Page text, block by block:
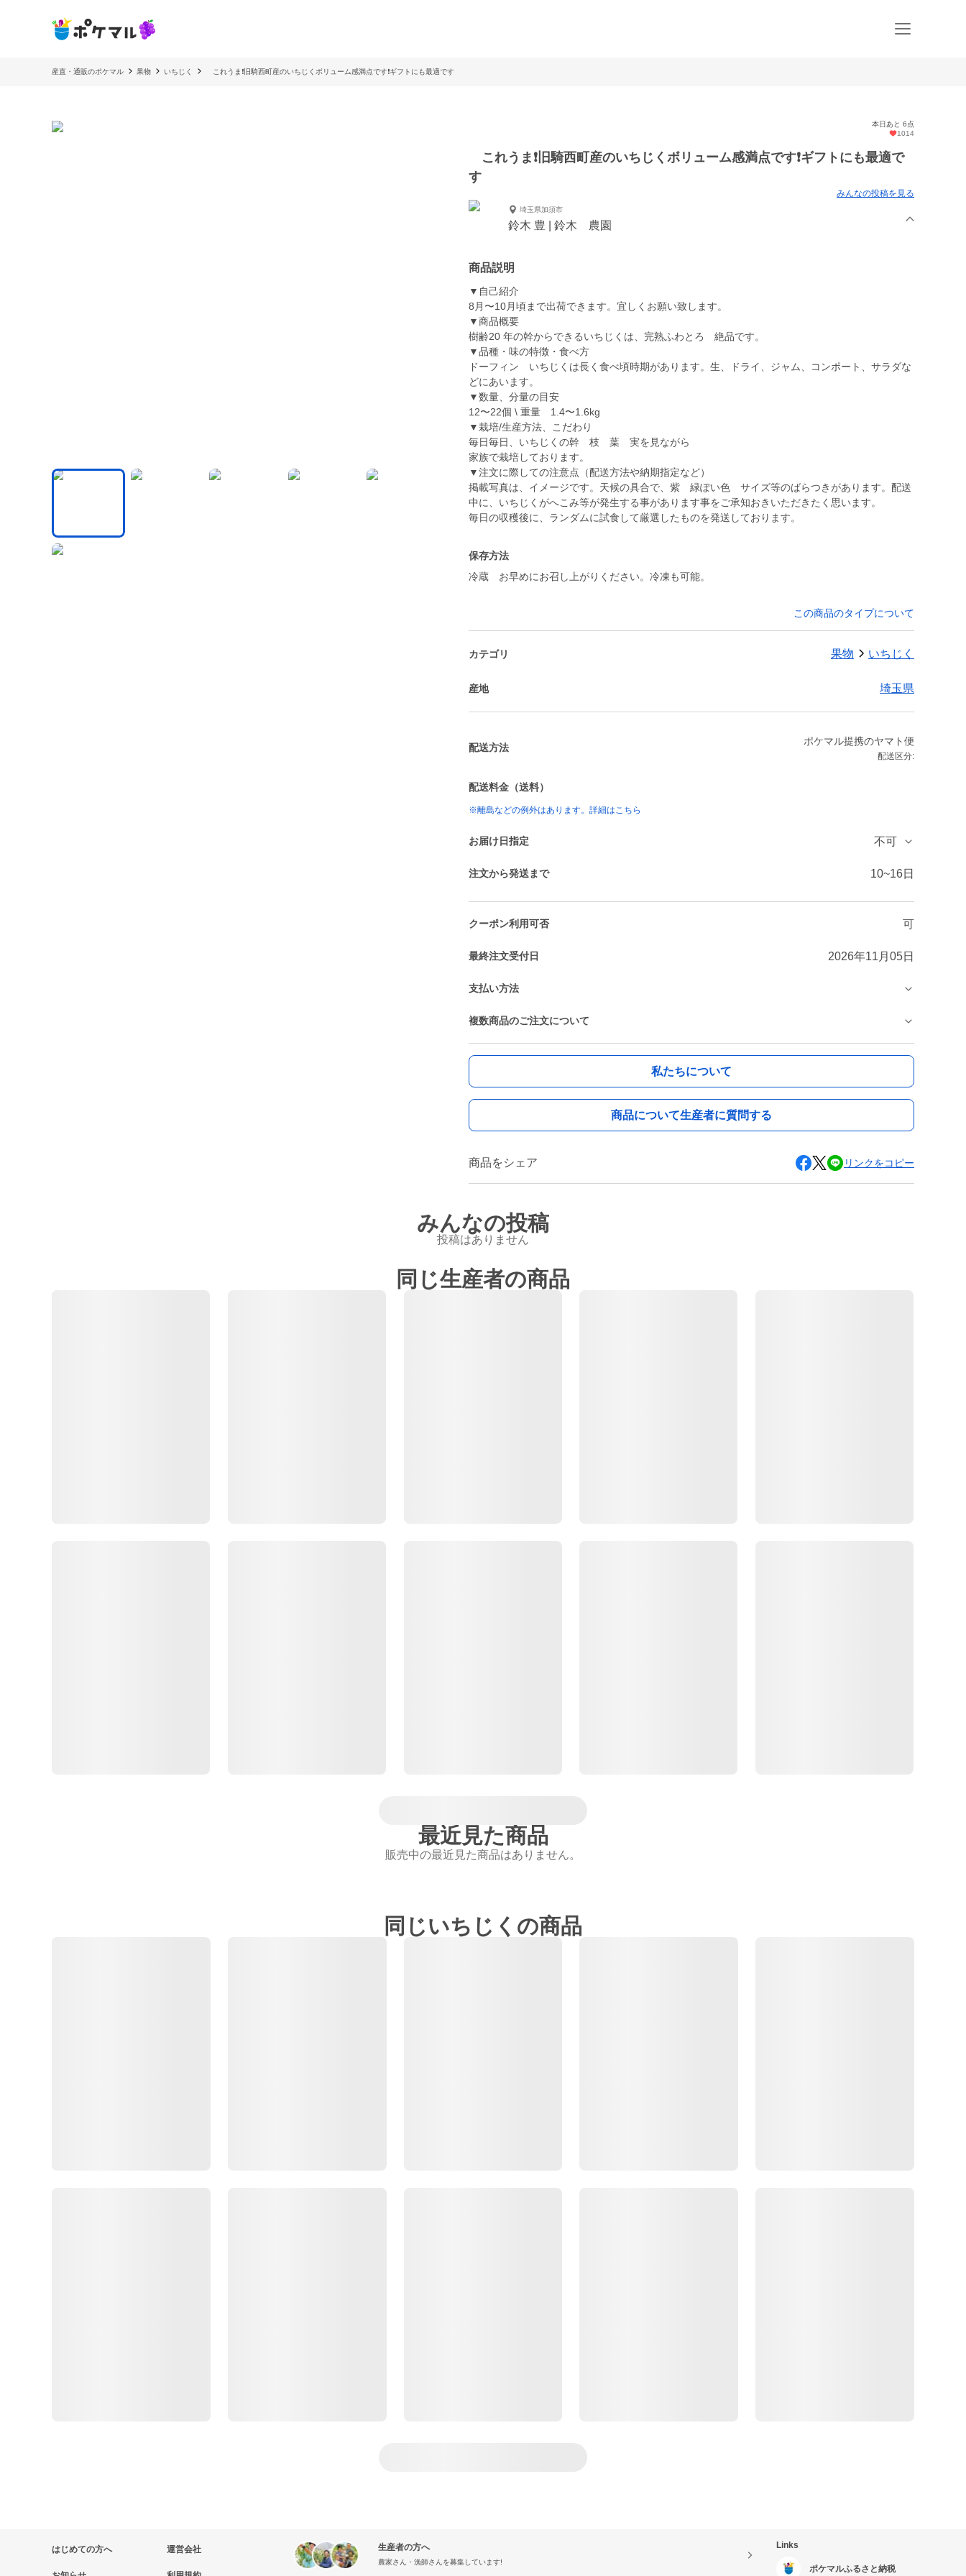
産直・通販のポケマル 果物 いちじく これうま❗️旧騎西町産のいちじくボリューム感満点です❗️ギフトにも最適です
本日あと 6点
1014
これうま❗️旧騎西町産のいちじくボリューム感満点です❗️ギフトにも最適で
す
みんなの投稿を見る
埼玉県加須市
鈴木 豊 | 鈴木 農園
商品説明
▼自己紹介
8月〜10月頃まで出荷できます。宜しくお願い致します。
▼商品概要
樹齢20 年の幹からできるいちじくは、完熟ふわとろ 絶品です。
▼品種・味の特徴・食べ方
ドーフィン いちじくは長く食べ頃時期があります。生、ドライ、ジャム、コンポート、サラダな
どにあいます。
▼数量、分量の目安
12〜22個 \ 重量 1.4〜1.6kg
▼栽培/生産方法、こだわり
毎日毎日、いちじくの幹 枝 葉 実を見ながら
家族で栽培しております。
▼注文に際しての注意点（配送方法や納期指定など）
掲載写真は、イメージです。天候の具合で、紫 緑ぽい色 サイズ等のばらつきがあります。配送
中に、いちじくがへこみ等が発生する事があります事をご承知おきいただきたく思います。
毎日の収穫後に、ランダムに試食して厳選したものを発送しております。
保存方法
冷蔵 お早めにお召し上がりください。冷凍も可能。
この商品のタイプについて
カテゴリ 果物 いちじく
産地 埼玉県
配送方法
ポケマル提携のヤマト便
配送区分:
配送料金（送料）
※離島などの例外はあります。詳細はこちら
お届け日指定 不可
注文から発送まで 10~16日
クーポン利用可否 可
最終注文受付日 2026年11月05日
支払い方法
複数商品のご注文について
私たちについて
商品について生産者に質問する
商品をシェア リンクをコピー
みんなの投稿
投稿はありません
同じ生産者の商品
最近見た商品
販売中の最近見た商品はありません。
同じいちじくの商品
はじめての方へ 運営会社 生産者の方へ
農家さん・漁師さんを募集しています!
Links
ポケマルふるさと納税